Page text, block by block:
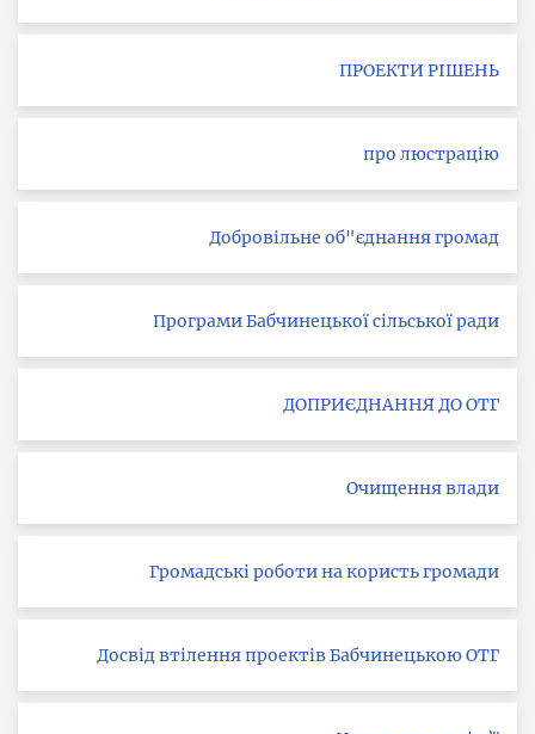
ПРОЕКТИ РІШЕНЬ
про люстрацію
Добровільне об"єднання громад
Програми Бабчинецької сільської ради
ДОПРИЄДНАННЯ ДО ОТГ
Очищення влади
Громадські роботи на користь громади
Досвід втілення проектів Бабчинецькою ОТГ